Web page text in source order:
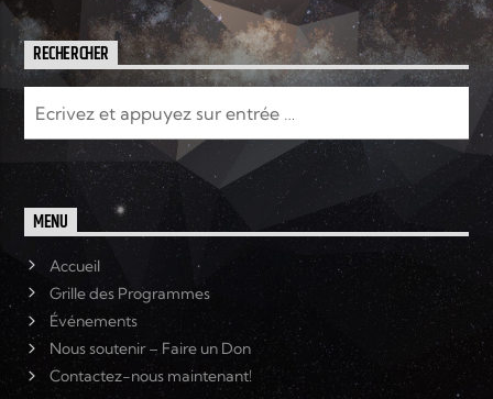
RECHERCHER
MENU
Accueil
Grille des Programmes
Événements
Nous soutenir – Faire un Don
Contactez-nous maintenant!